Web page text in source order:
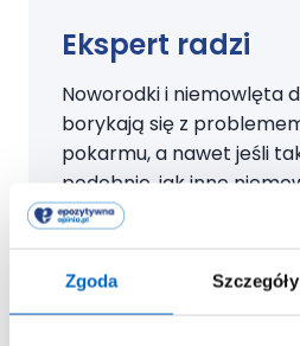
Zgoda Szczegóły
Ekspert radzi
Noworodki i niemowlęta
borykają się z
pokarmu, a nawet jeśli
podobnie, jak inne
trzeba będzie często
wykonania przed